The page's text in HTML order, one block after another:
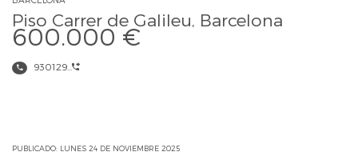
Piso Carrer de Galileu, Barcelona
600.000 €
930129...
PUBLICADO: LUNES 24 DE NOVIEMBRE 2025